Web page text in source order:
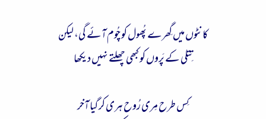
کانٹوں میں گِھرے پُھول کو چُوم آئے گی، لیکن
تِتلی کے پَروں کو کبھی چھلتے نہیں دیکھا
کِس طرح مِری رُوح ہری کر گیا آخر